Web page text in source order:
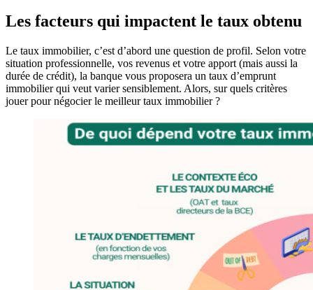
Les facteurs qui impactent le taux obtenu
Le taux immobilier, c’est d’abord une question de profil. Selon votre
situation professionnelle, vos revenus et votre apport (mais aussi la
durée de crédit), la banque vous proposera un taux d’emprunt
immobilier qui veut varier sensiblement. Alors, sur quels critères
jouer pour négocier le meilleur taux immobilier ?